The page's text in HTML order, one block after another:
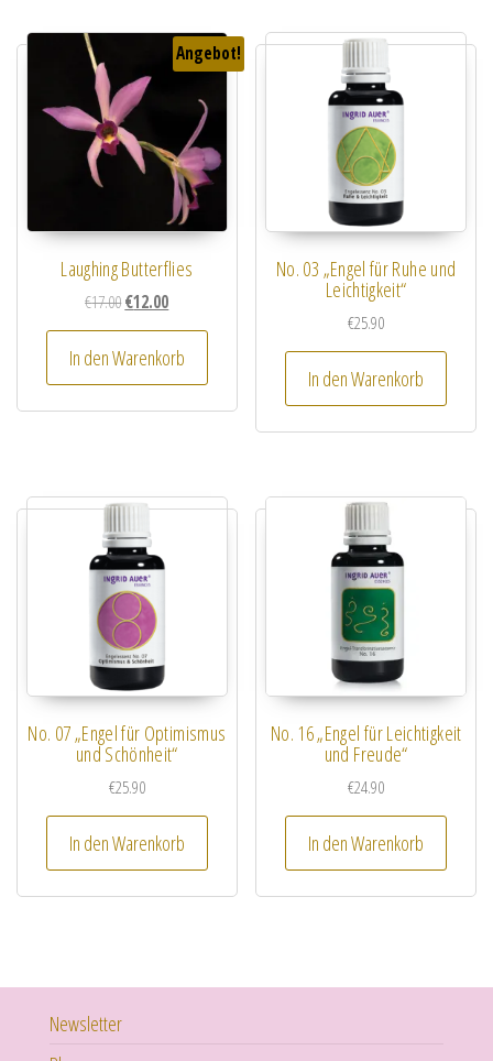
Angebot!
Laughing Butterflies
€17.00Ursprünglicher Preis war: €17.00
€12.00Aktueller Preis ist: €12.00.
In den Warenkorb
No. 03 „Engel für Ruhe und
Leichtigkeit“
€25.90
In den Warenkorb
No. 07 „Engel für Optimismus
und Schönheit“
€25.90
In den Warenkorb
No. 16 „Engel für Leichtigkeit
und Freude“
€24.90
In den Warenkorb
Newsletter